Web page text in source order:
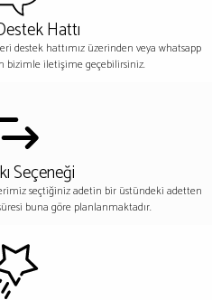
Hattı
destek hattımız üzerinden veya whatsapp
bizimle iletişime geçebilirsiniz.
Seçeneği
seçtiğiniz adetin bir üstündeki adetten
buna göre planlanmaktadır.